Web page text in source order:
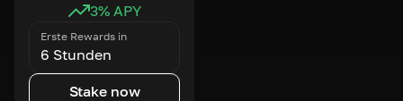
3% APY
Erste Rewards in
6 Stunden
Stake now